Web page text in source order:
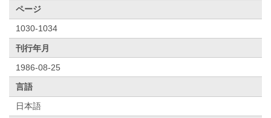
ページ
1030-1034
刊行年月
1986-08-25
言語
日本語